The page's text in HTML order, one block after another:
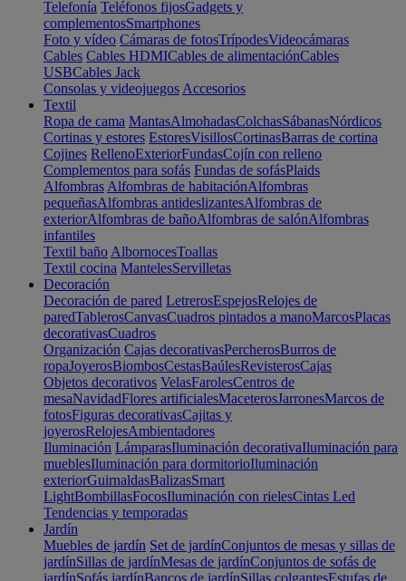
Telefonía Teléfonos fijosGadgets y
complementosSmartphones
Foto y vídeo Cámaras de fotosTrípodesVideocámaras
Cables Cables HDMICables de alimentaciónCables
USBCables Jack
Consolas y videojuegos Accesorios
Textil
Ropa de cama MantasAlmohadasColchasSábanasNórdicos
Cortinas y estores EstoresVisillosCortinasBarras de cortina
Cojines RellenoExteriorFundasCojín con relleno
Complementos para sofás Fundas de sofásPlaids
Alfombras Alfombras de habitaciónAlfombras
pequeñasAlfombras antideslizantesAlfombras de
exteriorAlfombras de bañoAlfombras de salónAlfombras
infantiles
Textil baño AlbornocesToallas
Textil cocina MantelesServilletas
Decoración
Decoración de pared LetrerosEspejosRelojes de
paredTablerosCanvasCuadros pintados a manoMarcosPlacas
decorativasCuadros
Organización Cajas decorativasPercherosBurros de
ropaJoyerosBiombosCestasBaúlesRevisterosCajas
Objetos decorativos VelasFarolesCentros de
mesaNavidadFlores artificialesMaceterosJarronesMarcos de
fotosFiguras decorativasCajitas y
joyerosRelojesAmbientadores
Iluminación LámparasIluminación decorativaIluminación para
mueblesIluminación para dormitorioIluminación
exteriorGuirnaldasBalizasSmart
LightBombillasFocosIluminación con rielesCintas Led
Tendencias y temporadas
Jardín
Muebles de jardín Set de jardínConjuntos de mesas y sillas de
jardínSillas de jardínMesas de jardínConjuntos de sofás de
jardínSofás jardínBancos de jardínSillas colgantesEstufas de